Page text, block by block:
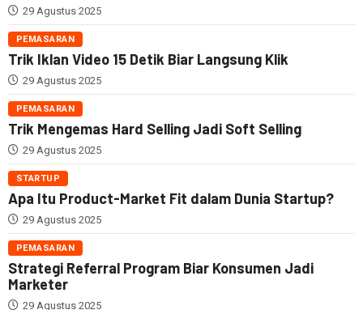
29 Agustus 2025
PEMASARAN
Trik Iklan Video 15 Detik Biar Langsung Klik
29 Agustus 2025
PEMASARAN
Trik Mengemas Hard Selling Jadi Soft Selling
29 Agustus 2025
STARTUP
Apa Itu Product-Market Fit dalam Dunia Startup?
29 Agustus 2025
PEMASARAN
Strategi Referral Program Biar Konsumen Jadi
Marketer
29 Agustus 2025